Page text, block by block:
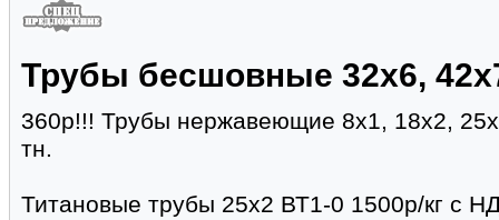
Трубы бесшовные 32х6,
360р!!! Трубы нержавеющие 8х1, 18х2,
тн.
Титановые трубы 25х2 ВТ1-0 1500р/кг с